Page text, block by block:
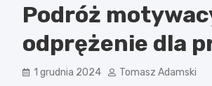
Podróż
odprężenie dla
1 grudnia 2024 Tomasz Adamski